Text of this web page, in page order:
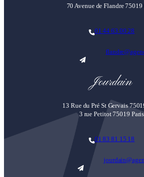
70 Avenue de Flandre 75019
01 44 63 00 28
Jourdain
13 Rue du Pré St Gervais
3 rue Petitot 75019 Paris
01 83 81 15 18